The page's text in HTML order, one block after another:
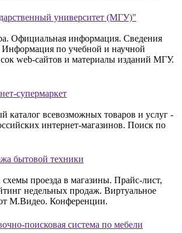
университет (МГУ)"
Официальная информация. Сведения
Информация по учебной и научной
web-сайтов и материалы изданий МГУ.
супермаркет
каталог всевозможных товаров и услуг -
интернет-магазинов. Поиск по
бытовой техники
проезда в магазины. Прайс-лист,
недельных продаж. Виртуальное
М.Видео. Конференции.
поисковая система по мебели